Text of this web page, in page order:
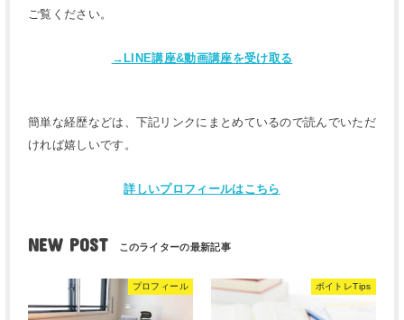
ご覧ください。
→LINE講座&動画講座を受け取る
簡単な経歴などは、下記リンクにまとめているので読んでいただ
ければ嬉しいです。
詳しいプロフィールはこちら
NEW POST
プロフィール ボイトレTips